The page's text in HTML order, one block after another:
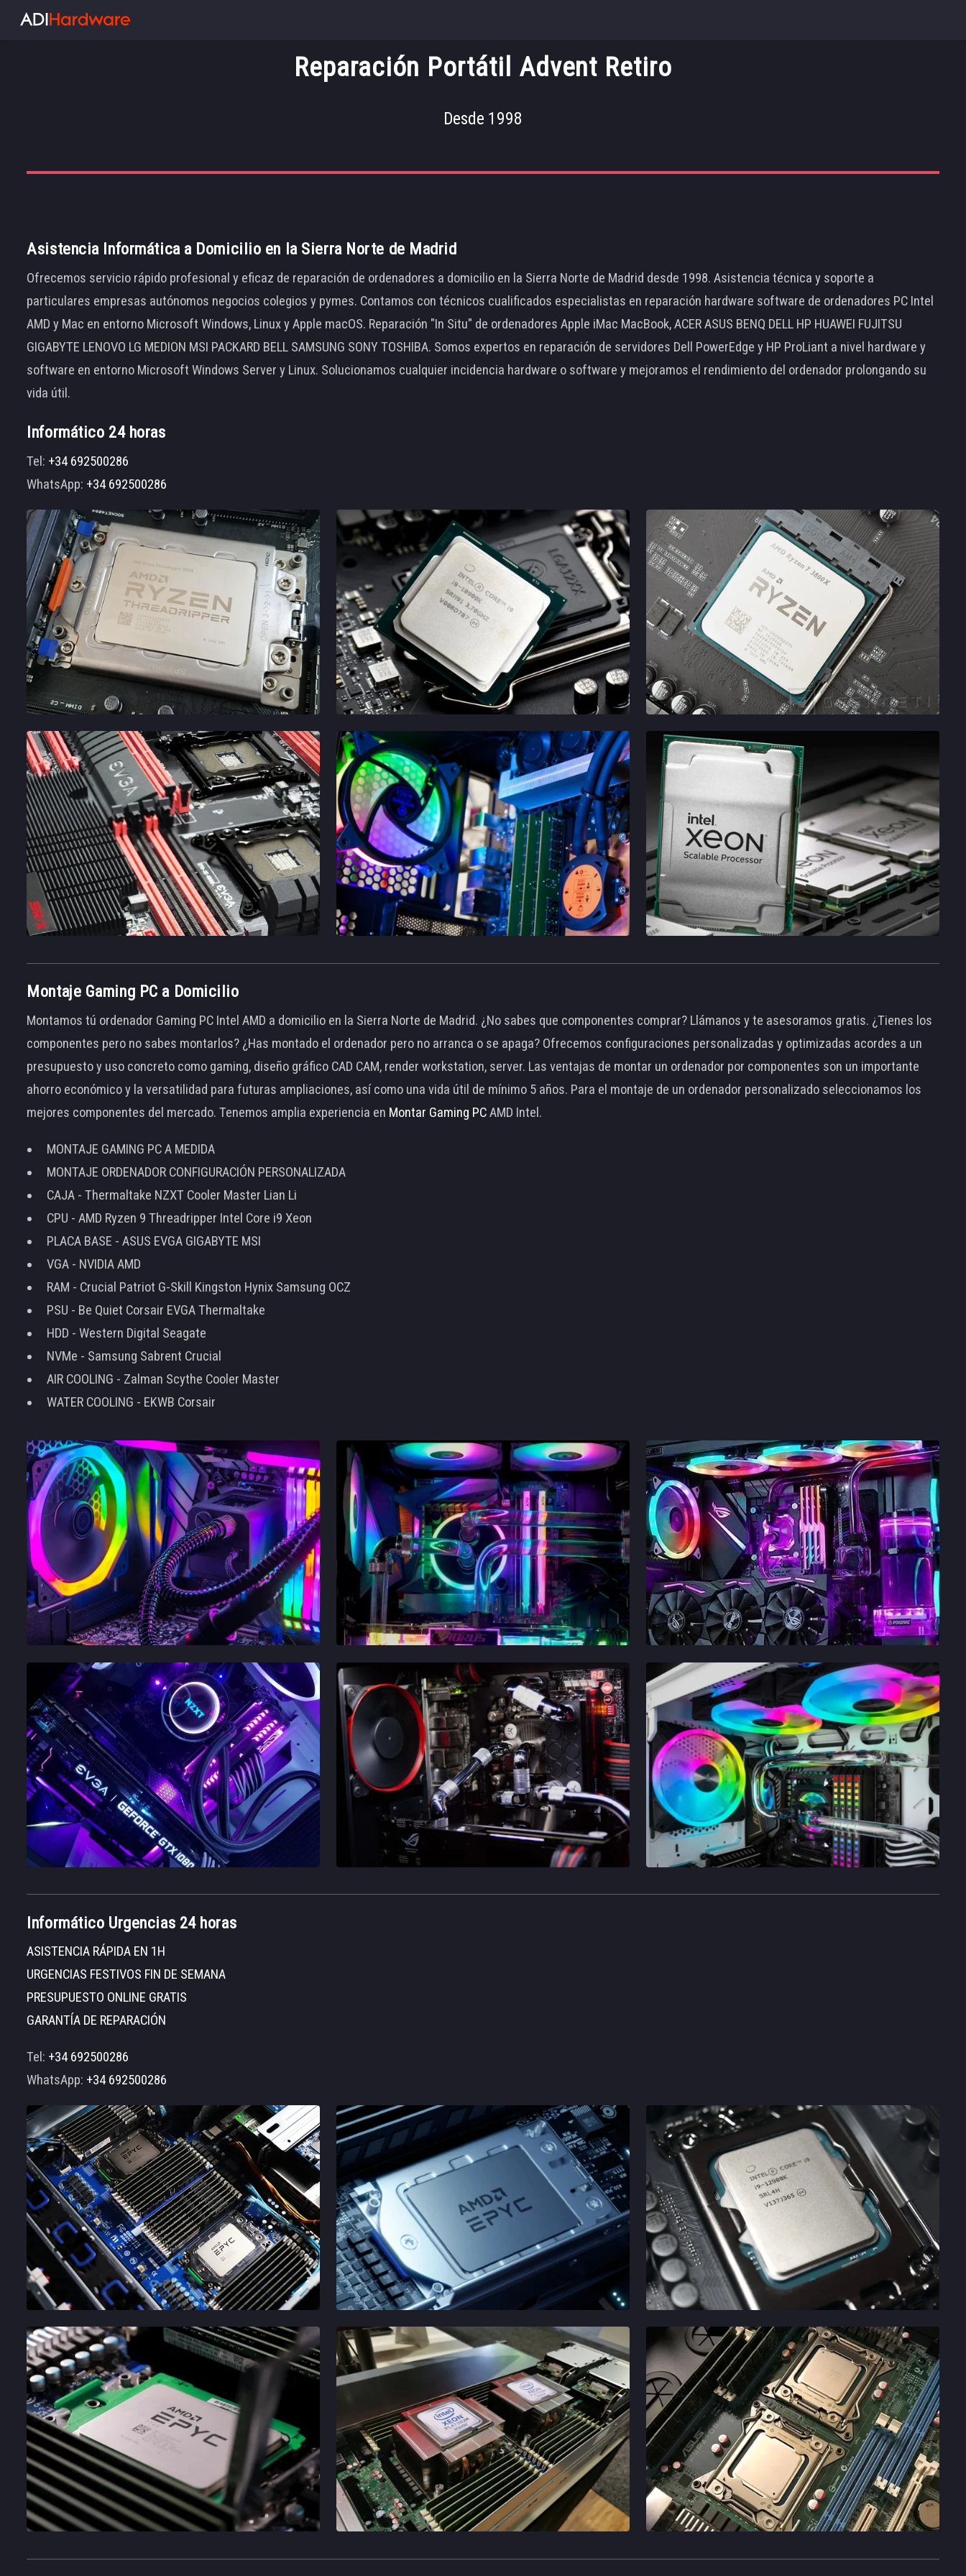
Reparación Portátil Advent Retiro
Desde 1998
Asistencia Informática a Domicilio en la Sierra Norte de Madrid
Ofrecemos servicio rápido profesional y eficaz de reparación de ordenadores a domicilio en la Sierra Norte de Madrid desde 1998. Asistencia técnica y soporte a
particulares empresas autónomos negocios colegios y pymes. Contamos con técnicos cualificados especialistas en reparación hardware software de ordenadores PC Intel
AMD y Mac en entorno Microsoft Windows, Linux y Apple macOS. Reparación "In Situ" de ordenadores Apple iMac MacBook, ACER ASUS BENQ DELL HP HUAWEI FUJITSU
GIGABYTE LENOVO LG MEDION MSI PACKARD BELL SAMSUNG SONY TOSHIBA. Somos expertos en reparación de servidores Dell PowerEdge y HP ProLiant a nivel hardware y
software en entorno Microsoft Windows Server y Linux. Solucionamos cualquier incidencia hardware o software y mejoramos el rendimiento del ordenador prolongando su
vida útil.
Informático 24 horas
Tel: +34 692500286
WhatsApp: +34 692500286
Montaje Gaming PC a Domicilio
Montamos tú ordenador Gaming PC Intel AMD a domicilio en la Sierra Norte de Madrid. ¿No sabes que componentes comprar? Llámanos y te asesoramos gratis. ¿Tienes los
componentes pero no sabes montarlos? ¿Has montado el ordenador pero no arranca o se apaga? Ofrecemos configuraciones personalizadas y optimizadas acordes a un
presupuesto y uso concreto como gaming, diseño gráfico CAD CAM, render workstation, server. Las ventajas de montar un ordenador por componentes son un importante
ahorro económico y la versatilidad para futuras ampliaciones, así como una vida útil de mínimo 5 años. Para el montaje de un ordenador personalizado seleccionamos los
mejores componentes del mercado. Tenemos amplia experiencia en Montar Gaming PCAMD Intel.
MONTAJE GAMING PC A MEDIDA
MONTAJE ORDENADOR CONFIGURACIÓN PERSONALIZADA
CAJA - Thermaltake NZXT Cooler Master Lian Li
CPU - AMD Ryzen 9 Threadripper Intel Core i9 Xeon
PLACA BASE - ASUS EVGA GIGABYTE MSI
VGA - NVIDIA AMD
RAM - Crucial Patriot G-Skill Kingston Hynix Samsung OCZ
PSU - Be Quiet Corsair EVGA Thermaltake
HDD - Western Digital Seagate
NVMe - Samsung Sabrent Crucial
AIR COOLING - Zalman Scythe Cooler Master
WATER COOLING - EKWB Corsair
Informático Urgencias 24 horas
ASISTENCIA RÁPIDA EN 1H
URGENCIAS FESTIVOS FIN DE SEMANA
PRESUPUESTO ONLINE GRATIS
GARANTÍA DE REPARACIÓN
Tel: +34 692500286
WhatsApp: +34 692500286